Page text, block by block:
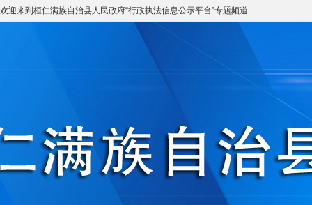
欢迎来到 桓仁满族自治县人民政府“行政执法信息公示平台”专题频道